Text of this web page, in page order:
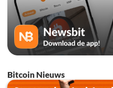
Bitcoin Nieuws